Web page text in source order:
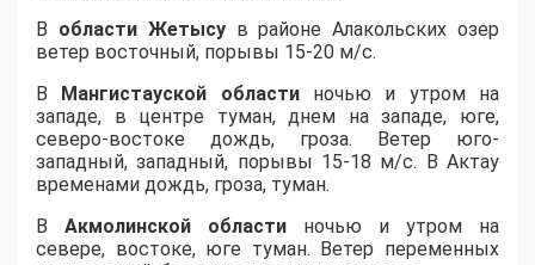
В области Жетысув районе Алакольских озер
ветер восточный, порывы 15-20 м/с.
В Мангистауской областиночью и утром на
западе, в центре туман, днем на западе, юге,
северо-востоке дождь, гроза. Ветер юго-
западный, западный, порывы 15-18 м/с. В Актау
временами дождь, гроза, туман.
В Акмолинской области ночью и утром на
севере, востоке, юге туман. Ветер переменных